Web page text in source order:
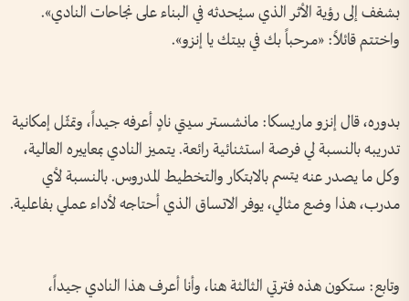
بشغف إلى رؤية الأثر الذي سيُحدثه في البناء على نجاحات النادي».
واختتم قائلاً: «مرحباً بك في بيتك يا إنزو».
بدوره، قال إنزو ماريسكا: مانشستر سيتي نادٍ أعرفه جيداً، وتمثّل إمكانية
تدريبه بالنسبة لي فرصة استثنائية رائعة. يتميز النادي بمعاييره العالية،
وكل ما يصدر عنه يتسم بالابتكار والتخطيط المدروس. بالنسبة لأي
مدرب، هذا وضع مثالي، يوفر الاتساق الذي أحتاجه لأداء عملي بفاعلية.
وتابع: ستكون هذه فترتي الثالثة هنا، وأنا أعرف هذا النادي جيداً،